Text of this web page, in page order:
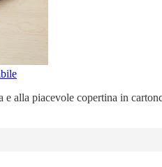
e alla piacevole copertina in